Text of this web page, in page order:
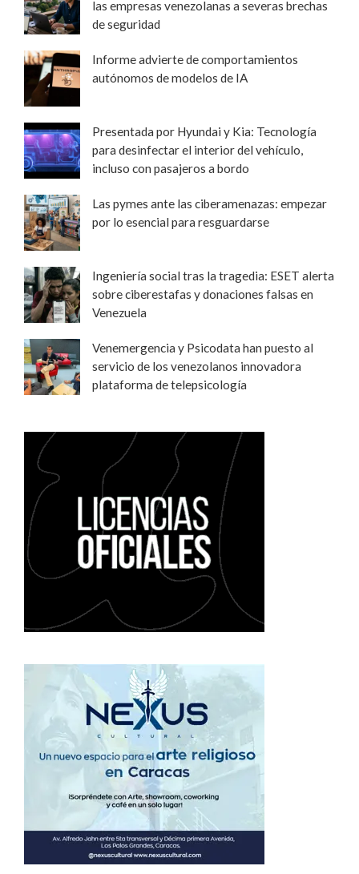
las empresas venezolanas a severas brechas
de seguridad
Informe advierte de comportamientos
autónomos de modelos de IA
Presentada por Hyundai y Kia: Tecnología
para desinfectar el interior del vehículo,
incluso con pasajeros a bordo
Las pymes ante las ciberamenazas: empezar
por lo esencial para resguardarse
Ingeniería social tras la tragedia: ESET alerta
sobre ciberestafas y donaciones falsas en
Venezuela
Venemergencia y Psicodata han puesto al
servicio de los venezolanos innovadora
plataforma de telepsicología